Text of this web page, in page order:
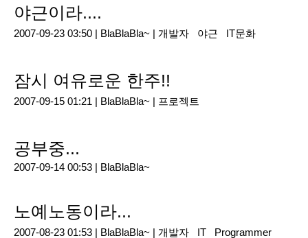
야근이라....
2007-09-23 03:50 | BlaBlaBla~ | 개발자 야근 IT문화
잠시 여유로운 한주!!
2007-09-15 01:21 | BlaBlaBla~ | 프로젝트
공부중...
2007-09-14 00:53 | BlaBlaBla~
노예노동이라...
2007-08-23 01:53 | BlaBlaBla~ | 개발자 IT Programmer